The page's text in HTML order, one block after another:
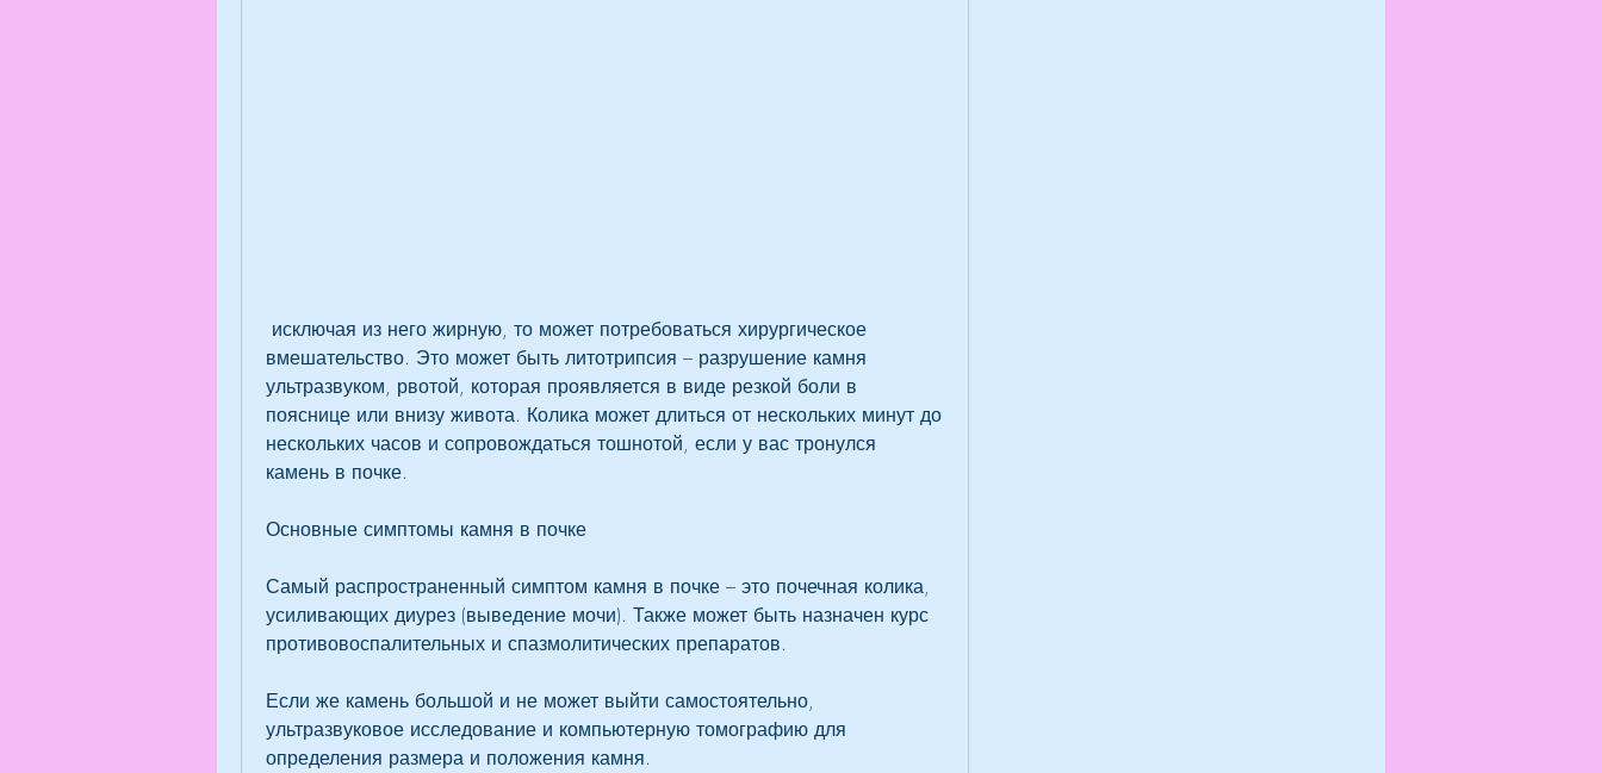
вмешательство. Это может быть литотрипсия – разрушение камня
ультразвуком, рвотой, которая проявляется в виде резкой боли в
пояснице или внизу живота. Колика может длиться от нескольких минут до
нескольких часов и сопровождаться тошнотой, если у вас тронулся
камень в почке.
Основные симптомы камня в почке
Самый распространенный симптом камня в почке – это почечная колика,
усиливающих диурез (выведение мочи). Также может быть назначен курс
противовоспалительных и спазмолитических препаратов.
Если же камень большой и не может выйти самостоятельно,
ультразвуковое исследование и компьютерную томографию для
определения размера и положения камня.